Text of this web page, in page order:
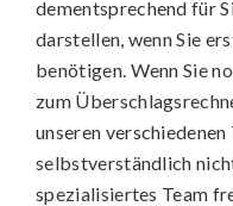
dementsprechend für
darstellen, wenn Sie
benötigen. Wenn Sie
zum
unseren
selbstverständlich
spezialisiertes Team